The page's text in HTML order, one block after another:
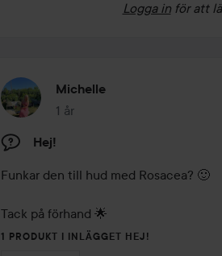
Logga in för att
Michelle
1 år
Inlägget skapades 1 år
Hej!
Funkar den till hud med Rosacea? 🙂
Tack på förhand 🌟
1 PRODUKT I INLÄGGET HEJ!